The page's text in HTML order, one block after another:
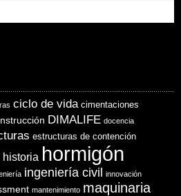
ciclo de vida cimentaciones
DIMALIFE docencia
estructuras de contención
historia hormigón
ingeniería civil innovación
mantenimiento maquinaria